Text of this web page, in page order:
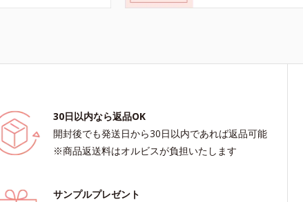
30日以内なら返品OK
開封後でも発送日から30日以内であれば返品可能
※商品返送料はオルビスが負担いたします
サンプルプレゼント